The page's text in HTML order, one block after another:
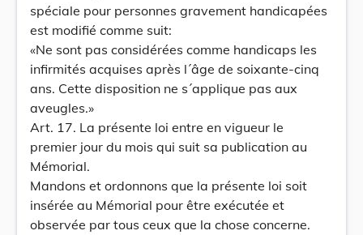
spéciale pour personnes gravement handicapées
est modifié comme suit:
«Ne sont pas considérées comme handicaps les
infirmités acquises après l´âge de soixante-cinq
ans. Cette disposition ne s´applique pas aux
aveugles.»
Art. 17. La présente loi entre en vigueur le
premier jour du mois qui suit sa publication au
Mémorial.
Mandons et ordonnons que la présente loi soit
insérée au Mémorial pour être exécutée et
observée par tous ceux que la chose concerne.